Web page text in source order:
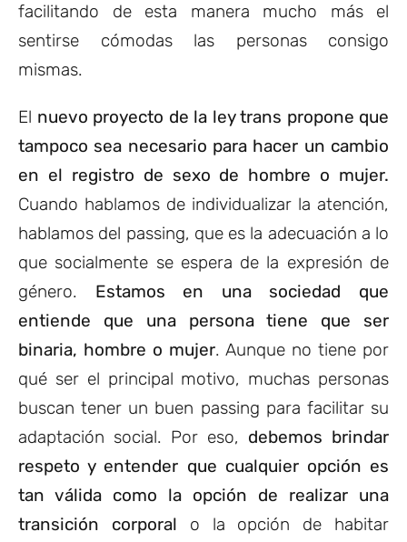
facilitando de esta manera mucho más el
sentirse cómodas las personas consigo
mismas.
El nuevo proyecto de la ley trans propone que
tampoco sea necesario para hacer un cambio
en el registro de sexo de hombre o mujer.
Cuando hablamos de individualizar la atención,
hablamos del passing, que es la adecuación a lo
que socialmente se espera de la expresión de
género. Estamos en una sociedad que
entiende que una persona tiene que ser
binaria, hombre o mujer. Aunque no tiene por
qué ser el principal motivo, muchas personas
buscan tener un buen passing para facilitar su
adaptación social. Por eso, debemos brindar
respeto y entender que cualquier opción es
tan válida como la opción de realizar una
transición corporal o la opción de habitar